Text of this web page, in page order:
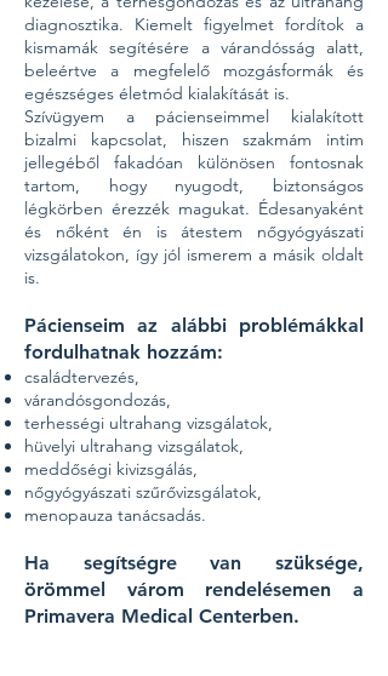
diagnosztika. Kiemelt figyelmet fordítok a
kismamák segítésére a várandósság alatt,
beleértve a megfelelő mozgásformák és
egészséges életmód kialakítását is.
Szívügyem a pácienseimmel kialakított
bizalmi kapcsolat, hiszen szakmám intim
jellegéből fakadóan különösen fontosnak
tartom, hogy nyugodt, biztonságos
légkörben érezzék magukat. Édesanyaként
és nőként én is átestem nőgyógyászati
vizsgálatokon, így jól ismerem a másik oldalt
is.
Pácienseim az alábbi problémákkal
fordulhatnak hozzám:
családtervezés,
várandósgondozás,
terhességi ultrahang vizsgálatok,
hüvelyi ultrahang vizsgálatok,
meddőségi kivizsgálás,
nőgyógyászati szűrővizsgálatok,
menopauza tanácsadás.
Ha segítségre van szüksége,
örömmel várom rendelésemen a
Primavera Medical Centerben.